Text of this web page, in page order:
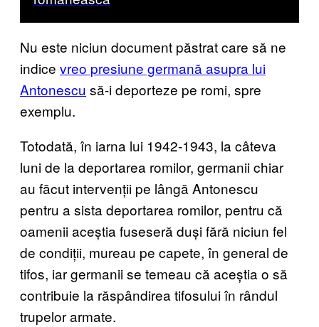
Nu este niciun document păstrat care să ne
indice vreo presiune germană asupra lui
Antonescu să-i deporteze pe romi, spre
exemplu.
Totodată, în iarna lui 1942-1943, la câteva
luni de la deportarea romilor, germanii chiar
au făcut intervenții pe lângă Antonescu
pentru a sista deportarea romilor, pentru că
oamenii aceștia fuseseră duși fără niciun fel
de condiții, mureau pe capete, în general de
tifos, iar germanii se temeau că aceștia o să
contribuie la răspândirea tifosului în rândul
trupelor armate.